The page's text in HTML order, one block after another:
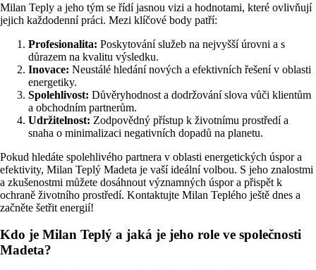
Milan Teply a jeho tým se řídí jasnou vizi a hodnotami, které ovlivňují
jejich každodenní práci. Mezi klíčové body patří:
Profesionalita: Poskytování služeb na nejvyšší úrovni a s
důrazem na kvalitu výsledku.
Inovace: Neustálé hledání nových a efektivních řešení v oblasti
energetiky.
Spolehlivost: Důvěryhodnost a dodržování slova vůči klientům
a obchodním partnerům.
Udržitelnost: Zodpovědný přístup k životnímu prostředí a
snaha o minimalizaci negativních dopadů na planetu.
Pokud hledáte spolehlivého partnera v oblasti energetických úspor a
efektivity, Milan Teplý Madeta je vaší ideální volbou. S jeho znalostmi
a zkušenostmi můžete dosáhnout významných úspor a přispět k
ochraně životního prostředí. Kontaktujte Milan Teplého ještě dnes a
začněte šetřit energií!
Kdo je Milan Teplý a jaká je jeho role ve společnosti
Madeta?